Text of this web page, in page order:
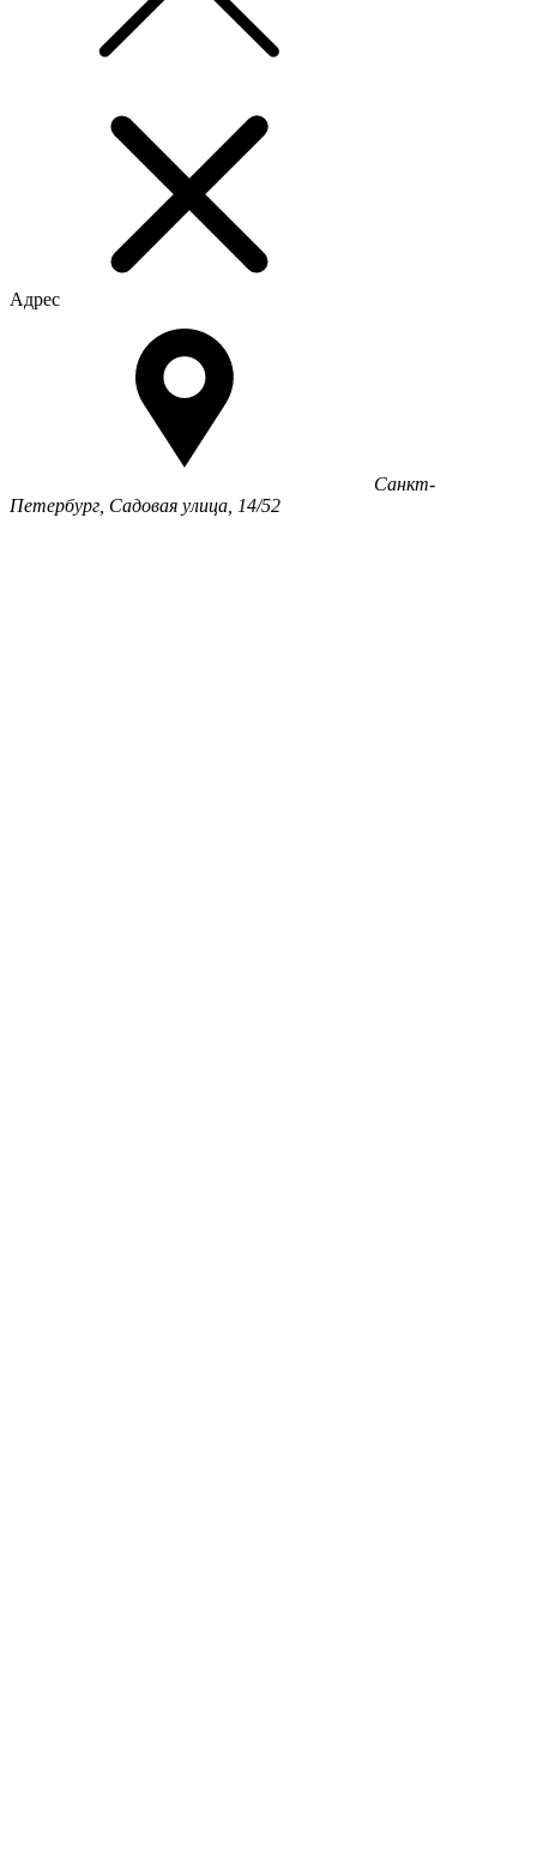
Адрес
Санкт-
Петербург, Садовая улица, 14/52